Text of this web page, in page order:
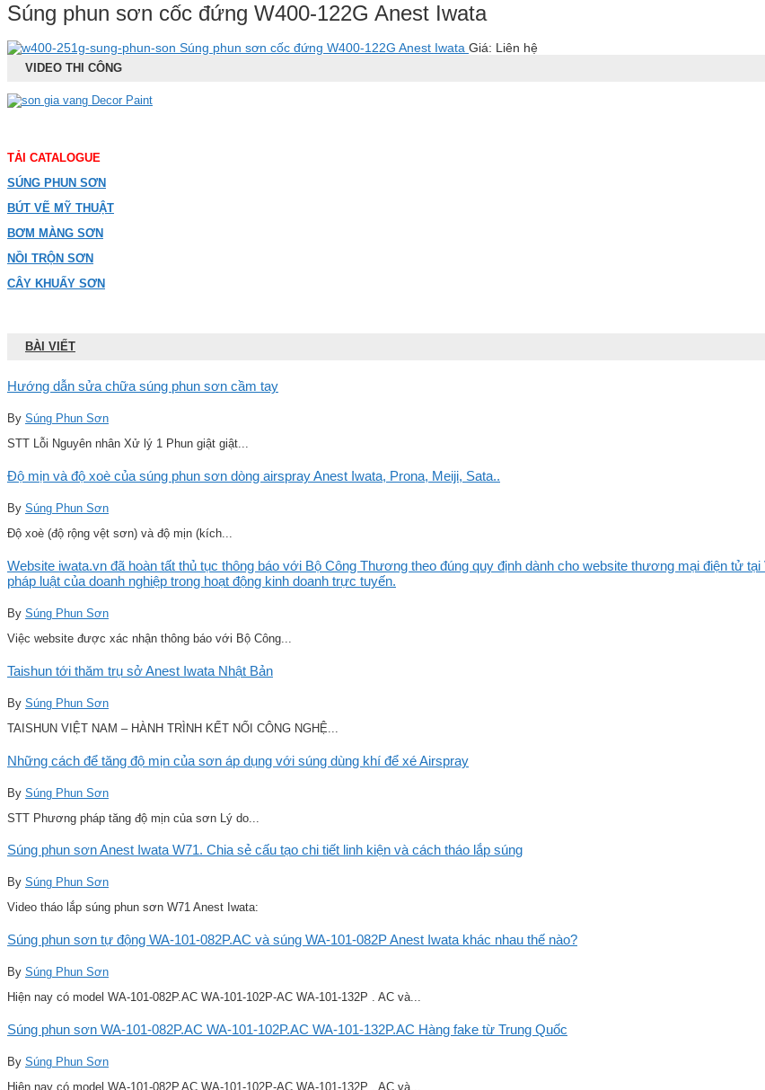
Súng phun sơn cốc đứng W400-122G Anest Iwata
Súng phun sơn cốc đứng W400-122G Anest Iwata Giá: Liên hệ
VIDEO THI CÔNG
TẢI CATALOGUE
SÚNG PHUN SƠN
BÚT VẼ MỸ THUẬT
BƠM MÀNG SƠN
NỒI TRỘN SƠN
CÂY KHUẤY SƠN
BÀI VIẾT
Hướng dẫn sửa chữa súng phun sơn cầm tay
By Súng Phun Sơn
STT Lỗi Nguyên nhân Xử lý 1 Phun giật giật...
Độ mịn và độ xoè của súng phun sơn dòng airspray Anest Iwata, Prona, Meiji, Sata..
By Súng Phun Sơn
Độ xoè (độ rộng vệt sơn) và độ mịn (kích...
Website iwata.vn đã hoàn tất thủ tục thông báo với Bộ Công Thương theo đúng quy định dành cho website thương mại điện tử
pháp luật của doanh nghiệp trong hoạt động kinh doanh trực tuyến.
By Súng Phun Sơn
Việc website được xác nhận thông báo với Bộ Công...
Taishun tới thăm trụ sở Anest Iwata Nhật Bản
By Súng Phun Sơn
TAISHUN VIỆT NAM – HÀNH TRÌNH KẾT NỐI CÔNG NGHỆ...
Những cách để tăng độ mịn của sơn áp dụng với súng dùng khí để xé Airspray
By Súng Phun Sơn
STT Phương pháp tăng độ mịn của sơn Lý do...
Súng phun sơn Anest Iwata W71. Chia sẻ cấu tạo chi tiết linh kiện và cách tháo lắp súng
By Súng Phun Sơn
Video tháo lắp súng phun sơn W71 Anest Iwata:
Súng phun sơn tự động WA-101-082P.AC và súng WA-101-082P Anest Iwata khác nhau thế nào?
By Súng Phun Sơn
Hiện nay có model WA-101-082P.AC WA-101-102P-AC WA-101-132P . AC và...
Súng phun sơn WA-101-082P.AC WA-101-102P.AC WA-101-132P.AC Hàng fake từ Trung Quốc
By Súng Phun Sơn
Hiện nay có model WA-101-082P.AC WA-101-102P-AC WA-101-132P . AC và...